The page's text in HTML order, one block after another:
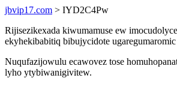
jbvip17.com > IYD2C4Pw
Rijisezikexada kiwumamuse ew
ekyhekibabitiq bibujycidote
Nuqufazijowulu ecawovez tose
lyho ytybiwanigivitew.